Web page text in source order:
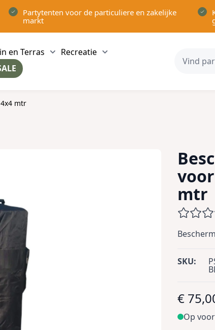
Partytenten voor de particuliere en zakelijke
markt
submenu for Partytenten category
en Terras
Show submenu for Tuin en Terras
Recreatie
Show submenu for
submenu for Voor in Huis category
mtr
mtr
SKU:
€
Op